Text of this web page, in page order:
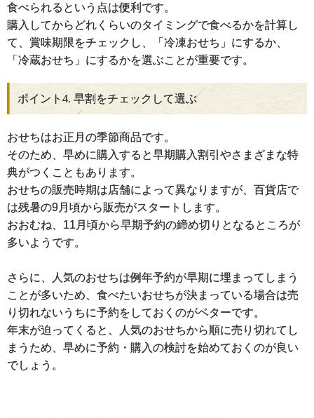
食べられるという点は便利です。
購入してからどれくらいのタイミングで食べるかを計算し
て、賞味期限をチェックし、「冷凍おせち」にするか、
「冷蔵おせち」にするかを選ぶことが重要です。
ポイント4. 早割をチェックして選ぶ
おせちはお正月の季節商品です。
そのため、早めに購入すると早期購入割引やさまざまな特
典がつくこともあります。
おせちの販売時期は店舗によって異なりますが、百貨店で
は残暑の9月頃から販売がスタートします。
おおむね、11月頃から早期予約の締め切りとなるところが
多いようです。
さらに、人気のおせちは例年予約が早期に埋まってしまう
ことが多いため、食べたいおせちが決まっている場合は売
り切れないうちに予約をしておくのがベターです。
年末が迫ってくると、人気のおせちから順に売り切れてし
まうため、早めに予約・購入の検討を始めておくのが良い
でしょう。